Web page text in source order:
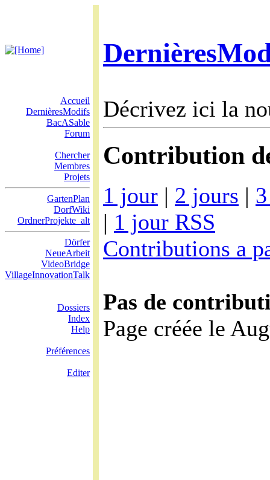
Accueil
DernièresModifs
BacASable
Forum
Chercher
Membres
Projets
GartenPlan
DorfWiki
OrdnerProjekte_alt
Dörfer
NeueArbeit
VideoBridge
VillageInnovationTalk
Dossiers
Index
Help
Préférences
Editer
Décrivez ici la
Contribution
1 jour | 2 jours |
| 1 jour RSS
Contributions a
Pas de
Page créée le